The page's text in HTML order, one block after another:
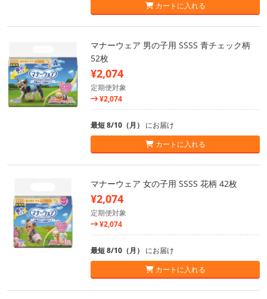
カートに入れる
マナーウェア 男の子用 SSSS 青チェック柄
52枚
¥2,074
定期便対象
¥2,074
最短 8/10（月） にお届け
カートに入れる
マナーウェア 女の子用 SSSS 花柄 42枚
¥2,074
定期便対象
¥2,074
最短 8/10（月） にお届け
カートに入れる